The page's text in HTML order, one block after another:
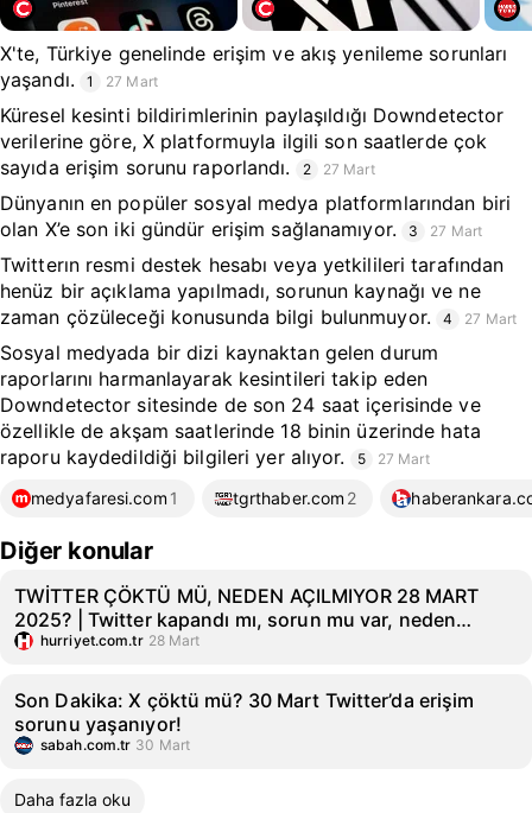
X'te, Türkiye genelinde erişim ve akış yenileme sorunları
yaşandı.
1 27 Mart
Küresel kesinti bildirimlerinin paylaşıldığı Downdetector
verilerine göre, X platformuyla ilgili son saatlerde çok
sayıda erişim sorunu raporlandı.
2 27 Mart
Dünyanın en popüler sosyal medya platformlarından biri
olan X’e son iki gündür erişim sağlanamıyor.
3 27 Mart
Twitterın resmi destek hesabı veya yetkilileri tarafından
henüz bir açıklama yapılmadı, sorunun kaynağı ve ne
zaman çözüleceği konusunda bilgi bulunmuyor.
4 27 Mart
Sosyal medyada bir dizi kaynaktan gelen durum
raporlarını harmanlayarak kesintileri takip eden
Downdetector sitesinde de son 24 saat içerisinde ve
özellikle de akşam saatlerinde 18 binin üzerinde hata
raporu kaydedildiği bilgileri yer alıyor.
5 27 Mart
medyafaresi.com 1 tgrthaber.com 2
Diğer konular
TWİTTER ÇÖKTÜ MÜ, NEDEN AÇILMIYOR 28 MART
2025? | Twitter kapandı mı, sorun mu var, neden
girilmiyor? İşte 28 Mart 2025 Twitter (X) hata bildirim
hurriyet.com.tr 28 Mart
Son Dakika: X çöktü mü? 30 Mart Twitter’da erişim
sorunu yaşanıyor!
sabah.com.tr 30 Mart
Daha fazla oku